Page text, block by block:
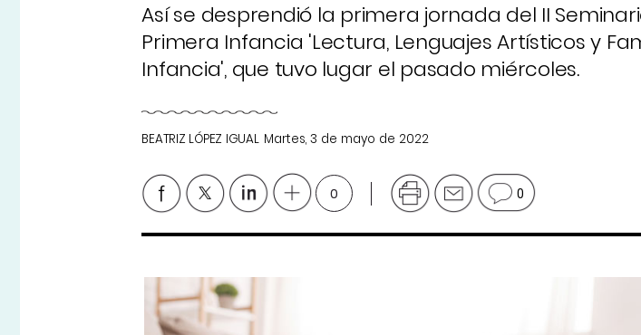
Así se desprendió la primera jornada del II
Primera Infancia 'Lectura, Lenguajes Artísticos y
Infancia', que tuvo lugar el pasado miércoles.
BEATRIZ LÓPEZ IGUAL Martes, 3 de mayo de 2022
0 0